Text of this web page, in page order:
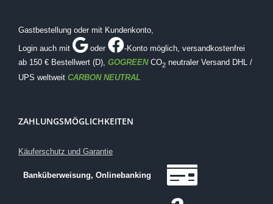
Gastbestellung oder mit Kundenkonto,
Login auch mit
oder -Konto möglich , versandkostenfrei
ab 150 € Bestellwert (D), GOGREENCO2 neutraler Versand DHL /
UPS weltweit CARBON NEUTRAL
ZAHLUNGSMÖGLICHKEITEN
Käuferschutz und Garantie
Banküberweisung, Onlinebanking